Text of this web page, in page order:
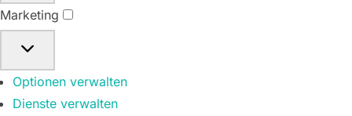
Marketing
Optionen verwalten
Dienste verwalten